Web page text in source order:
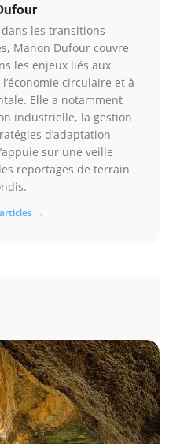
les transitions
Manon Dufour couvre
les enjeux liés aux
circulaire et à
Elle a notamment
industrielle, la gestion
d’adaptation
sur une veille
reportages de terrain
→